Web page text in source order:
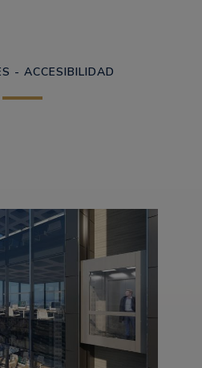
- ACCESIBILIDAD